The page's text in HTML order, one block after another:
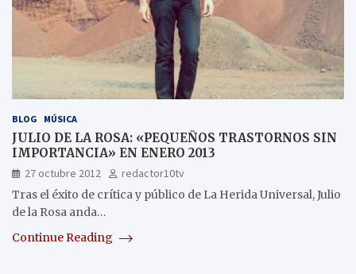
BLOG MÚSICA
JULIO DE LA ROSA: «PEQUEÑOS TRASTORNOS SIN
IMPORTANCIA» EN ENERO 2013
27 octubre 2012
redactor10tv
Tras el éxito de crítica y público de La Herida Universal, Julio
de la Rosa anda…
Continue Reading